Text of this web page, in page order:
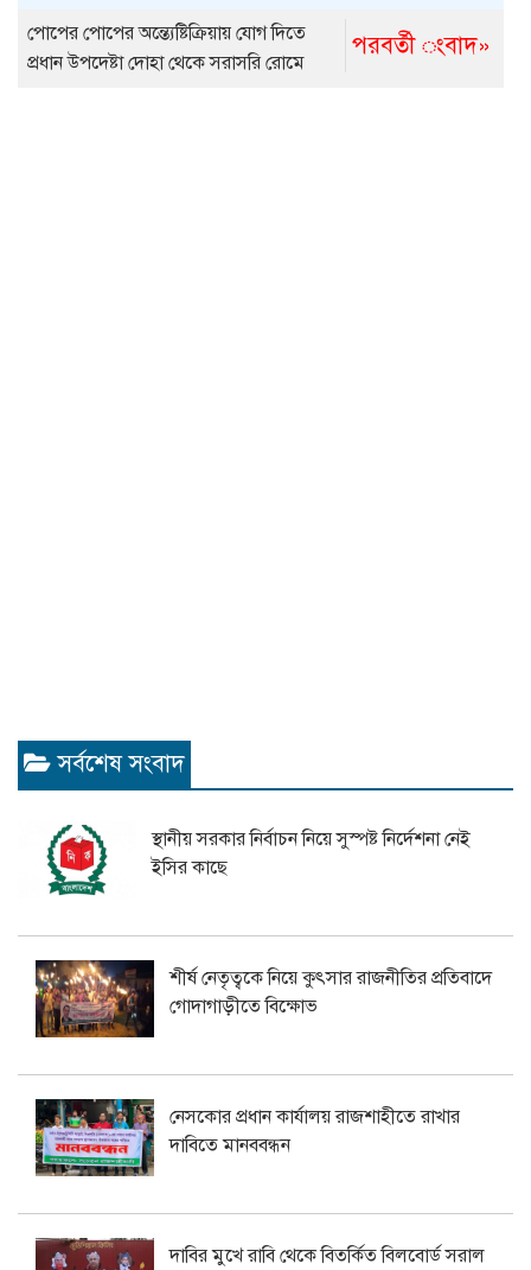
পরবর্তী ংবাদ»
পোপের পোপের অন্ত্যেষ্টিক্রিয়ায় যোগ দিতে
প্রধান উপদেষ্টা দোহা থেকে সরাসরি রোমে
সর্বশেষ সংবাদ
স্থানীয় সরকার নির্বাচন নিয়ে সুস্পষ্ট নির্দেশনা নেই
ইসির কাছে
শীর্ষ নেতৃত্বকে নিয়ে কুৎসার রাজনীতির প্রতিবাদে
গোদাগাড়ীতে বিক্ষোভ
নেসকোর প্রধান কার্যালয় রাজশাহীতে রাখার
দাবিতে মানববন্ধন
দাবির মুখে রাবি থেকে বিতর্কিত বিলবোর্ড সরাল